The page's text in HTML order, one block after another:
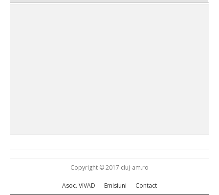
Copyright © 2017 cluj-am.ro
Asoc. VIVAD Emisiuni Contact